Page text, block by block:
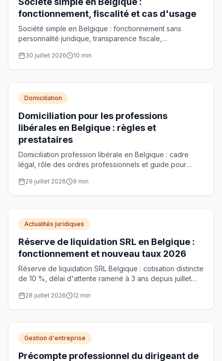
fonctionnement, fiscalité et cas d'usage
Société simple en Belgique : fonctionnement sans
personnalité juridique, transparence fiscale,
patrimoine.
30 juillet 2026 10 min
Domiciliation
Domiciliation pour les professions
libérales en Belgique : règles et
prestataires
Domiciliation profession libérale en Belgique : cadre
légal, rôle des ordres professionnels et guide pour
29 juillet 2026 9 min
Actualités juridiques
Réserve de liquidation SRL en Belgique :
fonctionnement et nouveau taux 2026
Réserve de liquidation SRL Belgique : cotisation distincte
de 10 %, délai d'attente ramené à 3 ans depuis juillet
28 juillet 2026 12 min
Gestion d'entreprise
Précompte professionnel du dirigeant de